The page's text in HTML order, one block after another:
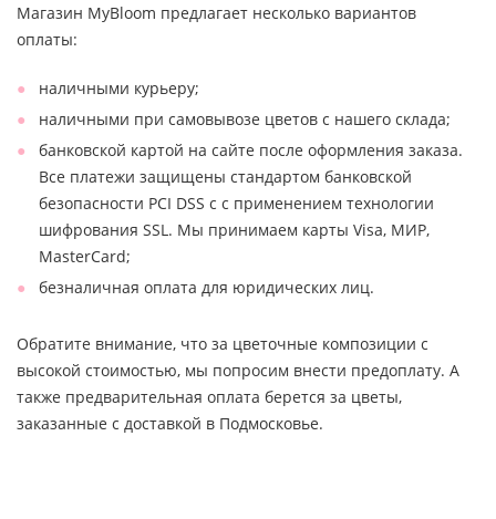
Магазин MyBloom предлагает несколько вариантов
оплаты:
наличными курьеру;
наличными при самовывозе цветов с нашего склада;
банковской картой на сайте после оформления заказа.
Все платежи защищены стандартом банковской
безопасности PCI DSS с с применением технологии
шифрования SSL. Мы принимаем карты Visa, МИР,
MasterCard;
безналичная оплата для юридических лиц.
Обратите внимание, что за цветочные композиции с
высокой стоимостью, мы попросим внести предоплату. А
также предварительная оплата берется за цветы,
заказанные с доставкой в Подмосковье.